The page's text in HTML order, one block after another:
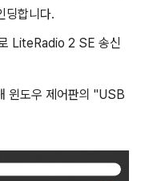
딩합니다.
LiteRadio 2 SE 송신
윈도우 제어판의 "USB